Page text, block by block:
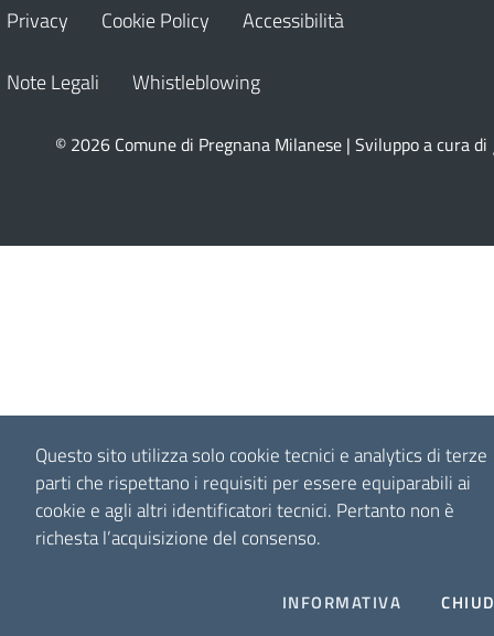
Questo sito utilizza solo cookie tecnici e analytics di terze
parti che rispettano i requisiti per essere equiparabili ai
cookie e agli altri identificatori tecnici. Pertanto non è
richesta l’acquisizione del consenso.
INFORMATIVA
Privacy Cookie Policy Accessibilità
Note Legali Whistleblowing
© 2026 Comune di Pregnana Milanese | Sviluppo a cura di